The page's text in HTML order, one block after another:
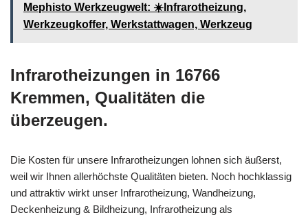
Mephisto Werkzeugwelt: ☀️Infrarotheizung,
Werkzeugkoffer, Werkstattwagen, Werkzeug
Infrarotheizungen in 16766
Kremmen, Qualitäten die
überzeugen.
Die Kosten für unsere Infrarotheizungen lohnen sich äußerst,
weil wir Ihnen allerhöchste Qualitäten bieten. Noch hochklassig
und attraktiv wirkt unser Infrarotheizung, Wandheizung,
Deckenheizung & Bildheizung, Infrarotheizung als